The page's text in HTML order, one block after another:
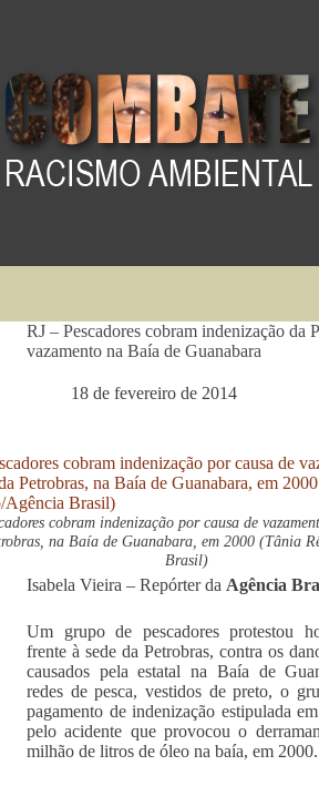
RJ – Pescadores cobram indenização da
vazamento na Baía de Guanabara
18 de fevereiro de 2014
cobram indenização por causa de
na Baía de Guanabara, em 2000 (Tânia
Brasil)
Isabela Vieira – Repórter da Agência
Um grupo de pescadores protestou
frente à sede da Petrobras, contra os
causados pela estatal na Baía de
redes de pesca, vestidos de preto, o
pagamento de indenização estipulada
pelo acidente que provocou o
milhão de litros de óleo na baía, em 2000.